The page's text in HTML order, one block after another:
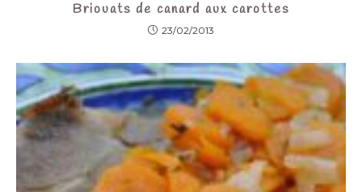
Briouats de canard aux carottes
23/02/2013